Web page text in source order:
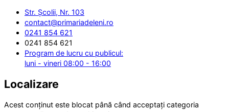
Str. Școlii, Nr. 103
contact@primariadeleni.ro
0241 854 621
0241 854 621
Program de lucru cu publicul:
luni - vineri 08:00 - 16:00
Localizare
Acest conținut este blocat până când acceptați categoria